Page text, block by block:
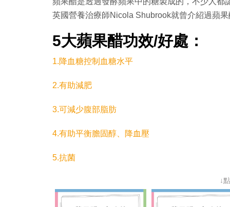
英國營養治療師Nicola Shubrook就曾介紹過蘋
5大蘋果醋功效/好處：
1.降血糖控制血糖水平
2.有助減肥
3.可減少腹部脂肪
4.有助平衡膽固醇、降血壓
5.抗菌
↓